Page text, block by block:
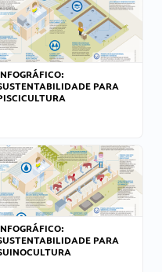
PARA
PARA